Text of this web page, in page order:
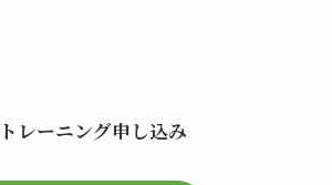
レーニング申し込み